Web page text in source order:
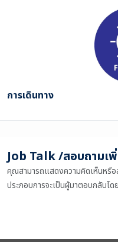
การเดินทาง
Job Talk /สอบถามเ
คุณสามารถแสดงความคิดเห็นหรื
ประกอบการจะเป็นผู้มาตอบกลับโด